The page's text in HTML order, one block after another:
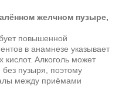
желчном пузыре,
повышенной
в анамнезе указывает
Алкоголь может
пузыря, поэтому
между приёмами